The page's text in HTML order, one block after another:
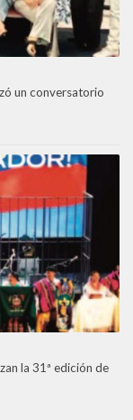
un conversatorio
la 31ª edición de